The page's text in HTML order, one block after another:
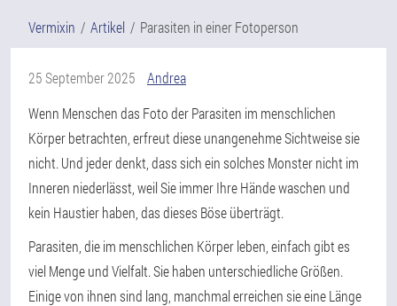
Vermixin Artikel Parasiten in einer Fotoperson
25 September 2025
Andrea
Wenn Menschen das Foto der Parasiten im menschlichen
Körper betrachten, erfreut diese unangenehme Sichtweise sie
nicht. Und jeder denkt, dass sich ein solches Monster nicht im
Inneren niederlässt, weil Sie immer Ihre Hände waschen und
kein Haustier haben, das dieses Böse überträgt.
Parasiten, die im menschlichen Körper leben, einfach gibt es
viel Menge und Vielfalt. Sie haben unterschiedliche Größen.
Einige von ihnen sind lang, manchmal erreichen sie eine Länge